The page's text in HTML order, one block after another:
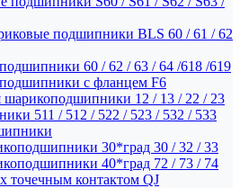
подшипники BLS 60 / 61 / 62
60 / 62 / 63 / 64 /618 /619
с фланцем F6
шарикоподшипники 12 / 13 / 22 / 23
511 / 512 / 522 / 523 / 532 / 533
30*град 30 / 32 / 33
40*град 72 / 73 / 74
контактом QJ